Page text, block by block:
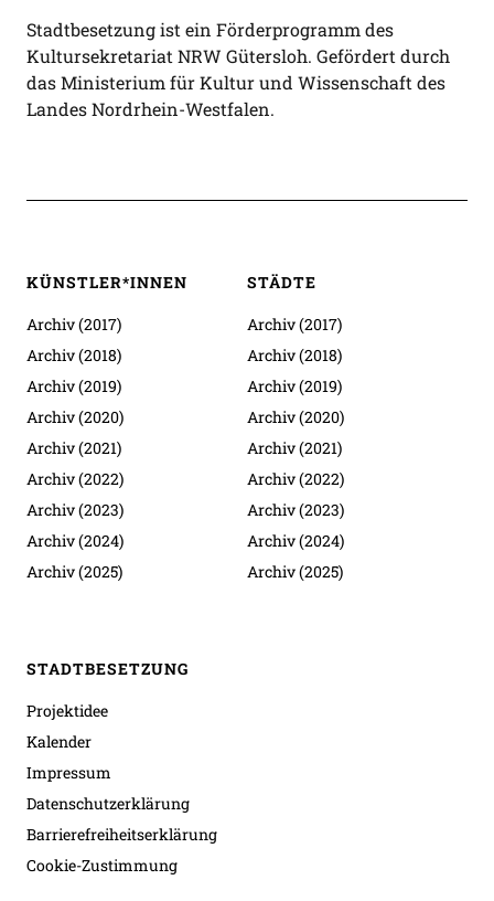
Stadtbesetzung ist ein Förderprogramm des
Kultursekretariat NRW Gütersloh. Gefördert durch
das Ministerium für Kultur und Wissenschaft des
Landes Nordrhein-Westfalen.
KÜNSTLER*INNEN
Archiv (2017)
Archiv (2018)
Archiv (2019)
Archiv (2020)
Archiv (2021)
Archiv (2022)
Archiv (2023)
Archiv (2024)
Archiv (2025)
STÄDTE
Archiv (2017)
Archiv (2018)
Archiv (2019)
Archiv (2020)
Archiv (2021)
Archiv (2022)
Archiv (2023)
Archiv (2024)
Archiv (2025)
STADTBESETZUNG
Projektidee
Kalender
Impressum
Datenschutzerklärung
Barrierefreiheitserklärung
Cookie-Zustimmung